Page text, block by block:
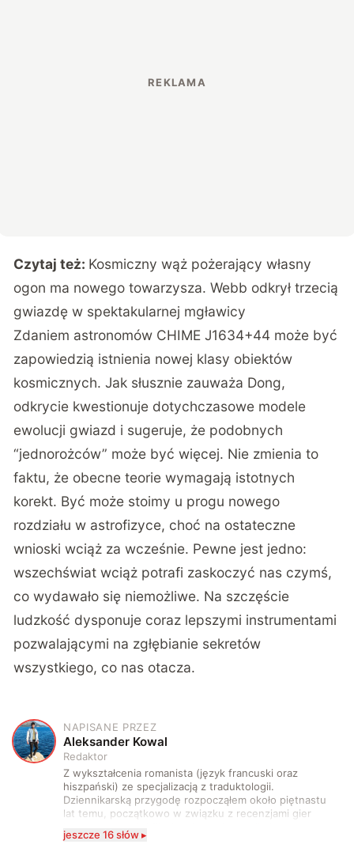
Czytaj też: Kosmiczny wąż pożerający własny
ogon ma nowego towarzysza. Webb odkrył trzecią
gwiazdę w spektakularnej mgławicy
Zdaniem astronomów CHIME J1634+44 może być
zapowiedzią istnienia nowej klasy obiektów
kosmicznych. Jak słusznie zauważa Dong,
odkrycie kwestionuje dotychczasowe modele
ewolucji gwiazd i sugeruje, że podobnych
“jednorożców” może być więcej. Nie zmienia to
faktu, że obecne teorie wymagają istotnych
korekt. Być może stoimy u progu nowego
rozdziału w astrofizyce, choć na ostateczne
wnioski wciąż za wcześnie. Pewne jest jedno:
wszechświat wciąż potrafi zaskoczyć nas czymś,
co wydawało się niemożliwe. Na szczęście
ludzkość dysponuje coraz lepszymi instrumentami
pozwalającymi na zgłębianie sekretów
wszystkiego, co nas otacza.
A
NAPISANE PRZEZ
Aleksander Kowal
Redaktor
Z wykształcenia romanista (język francuski oraz
hiszpański) ze specjalizacją z traduktologii.
Dziennikarską przygodę rozpocząłem około piętnastu
lat temu, początkowo w związku z recenzjami gier
komputerowych i filmów. Obecnie publikuję
zdecydowanie częściej na tematy związane z nauką
jeszcze 16 słów ▸